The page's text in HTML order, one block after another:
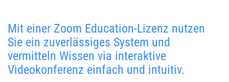
Mit einer Zoom Education-Lizenz nutzen
Sie ein zuverlässiges System und
vermitteln Wissen via interaktive
Videokonferenz einfach und intuitiv.